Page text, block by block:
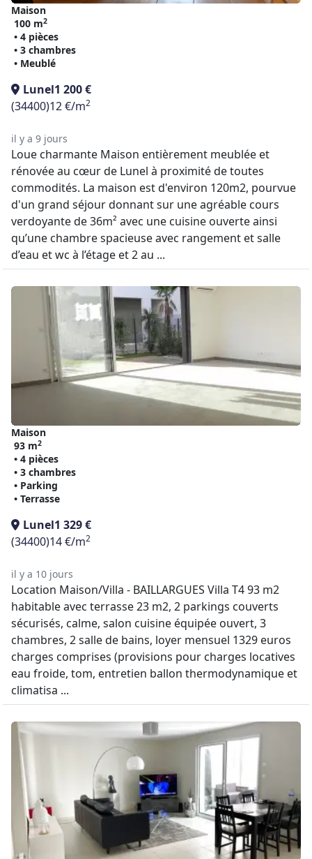
Maison
100 m2
• 4 pièces
• 3 chambres
• Meublé
Lunel1 200 €
(34400)12 €/m2
il y a 9 jours
Loue charmante Maison entièrement meublée et
rénovée au cœur de Lunel à proximité de toutes
commodités. La maison est d'environ 120m2, pourvue
d'un grand séjour donnant sur une agréable cours
verdoyante de 36m² avec une cuisine ouverte ainsi
qu’une chambre spacieuse avec rangement et salle
d’eau et wc à l’étage et 2 au ...
Maison
93 m2
• 4 pièces
• 3 chambres
• Parking
• Terrasse
Lunel1 329 €
(34400)14 €/m2
il y a 10 jours
Location Maison/Villa - BAILLARGUES Villa T4 93 m2
habitable avec terrasse 23 m2, 2 parkings couverts
sécurisés, calme, salon cuisine équipée ouvert, 3
chambres, 2 salle de bains, loyer mensuel 1329 euros
charges comprises (provisions pour charges locatives
eau froide, tom, entretien ballon thermodynamique et
climatisa ...